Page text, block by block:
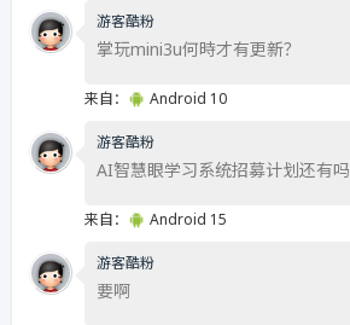
游客酷粉
掌玩mini3u何時才有更新？
来自： Android 10
游客酷粉
AI智慧眼学习系统招募计划还有吗
来自： Android 15
游客酷粉
要啊